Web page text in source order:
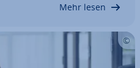
Mehr lesen